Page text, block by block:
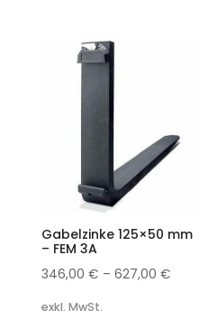
Gabelzinke 125×50 mm
– FEM 3A
346,00€ –627,00€
exkl. MwSt.